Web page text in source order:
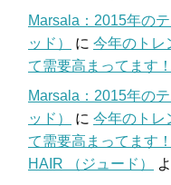
Marsala：2015年の
ッド）
に 今年のトレ
て需要高まってます
Marsala：2015年の
ッド）
に 今年のトレ
て需要高まってます
HAIR （ジュード）